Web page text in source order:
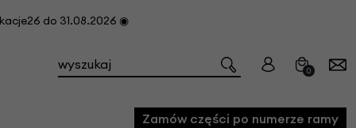
do 31.08.2026 ◉
0
Zamów części po numerze ramy